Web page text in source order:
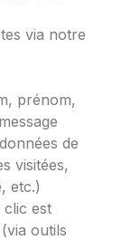
via notre
prénom,
données de
visitées,
etc.)
clic est
outils